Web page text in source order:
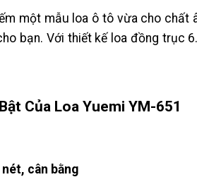
một mẫu loa ô tô vừa cho chất
bạn. Với thiết kế loa đồng trục
Của Loa Yuemi YM-651
cân bằng